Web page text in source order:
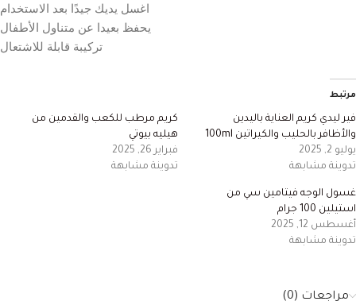
اغسل يديك جيدًا بعد الاستخدام
يحفظ بعيدا عن متناول الأطفال
تركيبة قابلة للاشتعال
مرتبط
فير ليدي كريم العناية باليدين
والأظافر بالحليب والكيراتين 100ml
يوليو 2, 2025
تدوينة مشابهة
كريم مرطب للكعب والقدمين من
هيليه بيوتي
فبراير 26, 2025
تدوينة مشابهة
غسول الوجه فيتامين سي من
استيلين 100 جرام
أغسطس 12, 2025
تدوينة مشابهة
مراجعات (0)